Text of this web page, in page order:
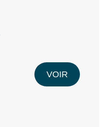
VOIR